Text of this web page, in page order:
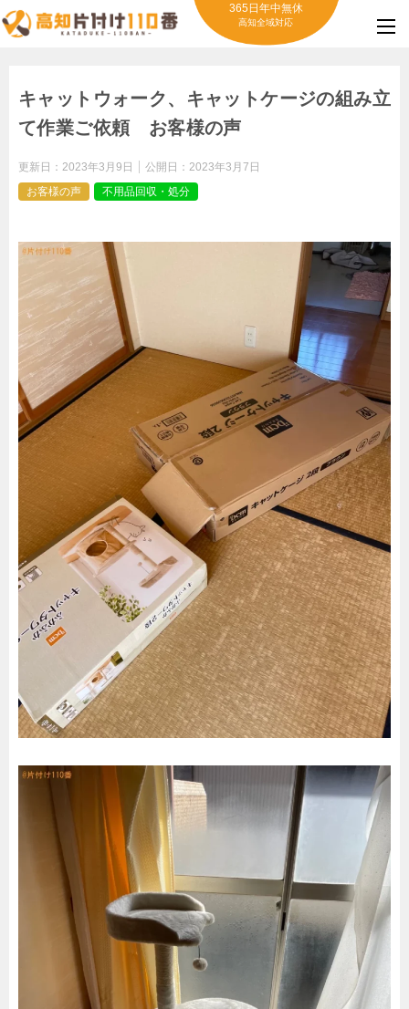
365日年中無休
高知全域対応
キャットウォーク、キャットケージの組み立
て作業ご依頼 お客様の声
更新日： 2023年3月9日 公開日： 2023年3月7日
お客様の声
不用品回収・処分